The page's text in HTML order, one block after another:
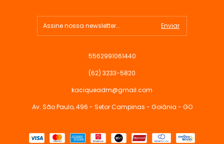
5562991061440
(62) 3233-5820
kaciqueadm@gmail.com
Av. São Paulo, 496 - Setor Campinas - Goiânia - GO